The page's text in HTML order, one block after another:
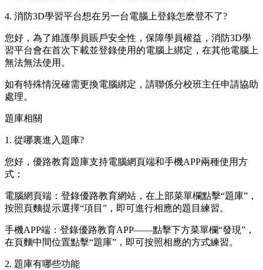
4. 消防3D學習平台想在另一台電腦上登錄怎麽登不了?
您好，為了維護學員賬戶安全性，保障學員權益，消防3D學
習平台會在首次下載並登錄使用的電腦上綁定，在其他電腦上
無法無法使用。
如有特殊情況確需更換電腦綁定，請聯係分校班主任申請協助
處理。
題庫相關
1. 從哪裏進入題庫?
您好，優路教育題庫支持電腦網頁端和手機APP兩種使用方
式：
電腦網頁端：登錄優路教育網站，在上部菜單欄點擊“題庫”，
按照頁麵提示選擇“項目”，即可進行相應的題目練習。
手機APP端：登錄優路教育APP——點擊下方菜單欄“發現”，
在頁麵中間位置點擊“題庫”，即可按照相應的方式練習。
2. 題庫有哪些功能